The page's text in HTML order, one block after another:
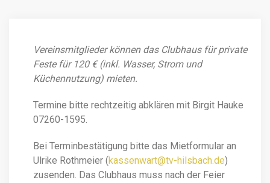
Vereinsmitglieder können das Clubhaus für private
Feste für 120 € (inkl. Wasser, Strom und
Küchennutzung) mieten.
Termine bitte rechtzeitig abklären mit Birgit Hauke
07260-1595.
Bei Terminbestätigung bitte das Mietformular an
Ulrike Rothmeier (kassenwart@tv-hilsbach.de)
zusenden. Das Clubhaus muss nach der Feier